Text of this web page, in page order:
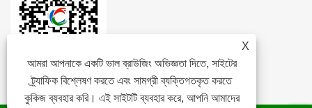
X
আমরা আপনাকে একটি ভাল ব্রাউজিং অভিজ্ঞতা দিতে, সাইটের
ট্র্যাফিক বিশ্লেষণ করতে এবং সামগ্রী ব্যক্তিগতকৃত করতে
কুকিজ ব্যবহার করি। এই সাইটটি ব্যবহার করে, আপনি আমাদের